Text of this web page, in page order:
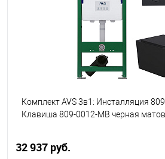
В
Комплект AVS 3в1: Инсталляция
Клавиша 809-0012-MB черная
32 937 руб.